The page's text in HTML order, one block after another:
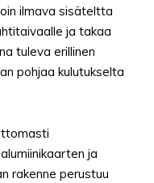
ilmava sisäteltta
ja takaa
tuleva erillinen
pohjaa kulutukselta
ja
rakenne perustuu